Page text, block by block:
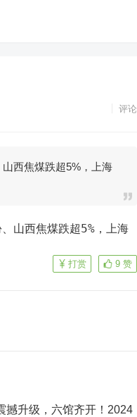
评论
西焦煤跌超5%，上海
9 赞
打赏